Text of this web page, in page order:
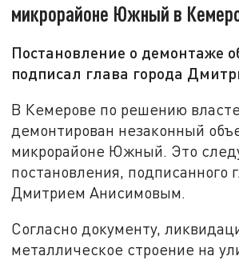
микрорайоне Южный в
Постановление о демонтаже
подписал глава города
В Кемерове по решению
демонтирован незаконный
микрорайоне Южный. Это
постановления, подписанного
Дмитрием Анисимовым.
Согласно документу,
металлическое строение на